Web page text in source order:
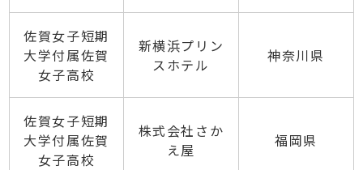
佐賀女子短期
大学付属佐賀
女子高校
新横浜プリン
スホテル
神奈川県
佐賀女子短期
大学付属佐賀
女子高校
株式会社さか
え屋
福岡県